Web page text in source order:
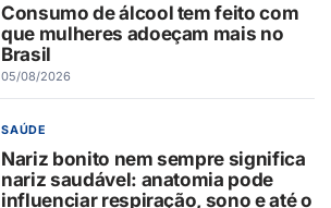
Consumo de álcool tem feito com
que mulheres adoeçam mais no
Brasil
05/08/2026
SAÚDE
Nariz bonito nem sempre significa
nariz saudável: anatomia pode
influenciar respiração, sono e até o